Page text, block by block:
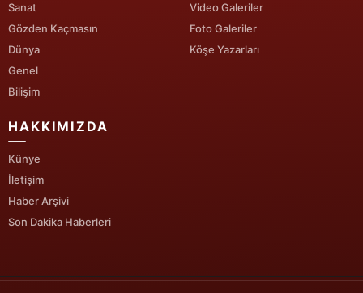
Sanat
Gözden Kaçmasın
Dünya
Genel
Bilişim
Video Galeriler
Foto Galeriler
Köşe Yazarları
HAKKIMIZDA
Künye
İletişim
Haber Arşivi
Son Dakika Haberleri